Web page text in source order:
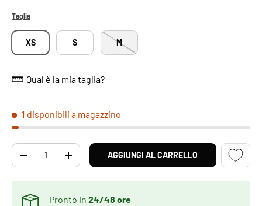
Taglia
XS S M
Qual è la mia taglia?
1 disponibili a magazzino
Q.tà
DIMINUIRE LA QUANTITÀAUMENTA LA QUANTITÀ
AGGIUNGI AL CARRELLO
Pronto in 24/48 ore